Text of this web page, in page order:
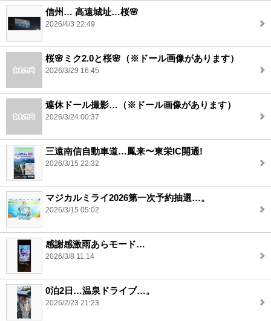
信州… 高遠城址…桜🌸
2026/4/3 22:49
桜🌸ミク2.0と桜🌸（※ドール画像があります）
2026/3/29 16:45
連休ドール撮影…（※ドール画像があります）
2026/3/24 00:37
三遠南信自動車道…鳳来〜東栄IC開通!
2026/3/15 22:32
マジカルミライ2026第一次予約抽選…。
2026/3/15 05:02
感謝感激雨あらモード…
2026/3/8 11:14
0泊2日…温泉ドライブ…。
2026/2/23 21:23